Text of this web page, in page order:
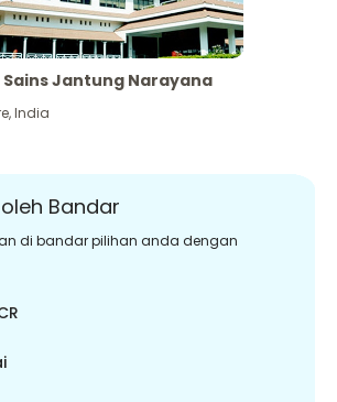
Jantung Narayana
,India
oleh Bandar
di bandar pilihan anda dengan